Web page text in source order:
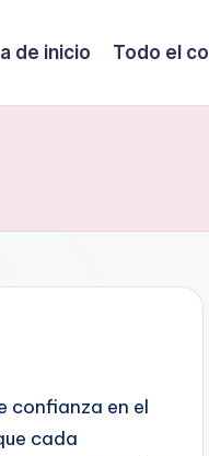
de inicio Todo el
confianza en el
cada